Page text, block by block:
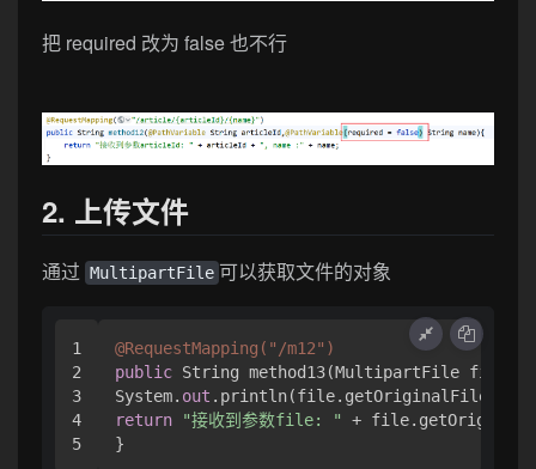
把 required 改为 false 也不行
2. 上传文件
通过 MultipartFile 可以获取文件的对象
1
2
3
4
@RequestMapping( "/m12" )
public String method13(MultipartFile file){
System. out
return
"接收到参数file: "
+
}